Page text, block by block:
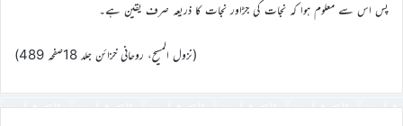
پس اس سے معلوم ہوا کہ نجات کی جڑاور نجات کا ذریعہ صرف یقین ہے۔
(نزول المسیح، روحانی خزائن جلد 18صفحہ 489)